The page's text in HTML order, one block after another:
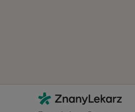
Kontakt
ZnanyLekarz - Strona główna